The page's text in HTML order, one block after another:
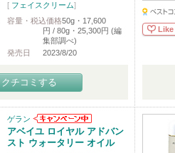
[ フェイスクリーム]
容量・税込価格50g・17,600
円 / 80g・25,300円 (編
集部調べ)
発売日
2023/8/20
クチコミする
Like
ゲラン
アベイユ ロイヤル アドバン
スト ウォータリー オイル